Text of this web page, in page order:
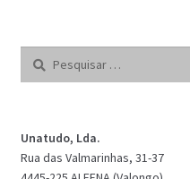
Pesquisar
Unatudo, Lda.
Rua das Valmarinhas, 31-37